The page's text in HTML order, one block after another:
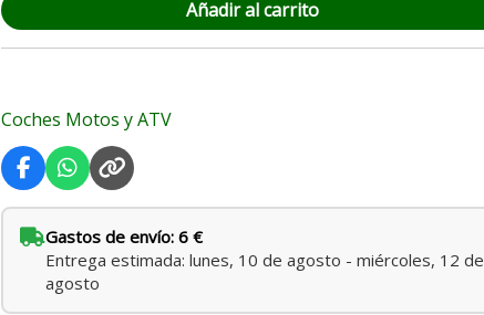
Añadir al carrito
Coches Motos y ATV
Gastos de envío: 6 €
Entrega estimada: lunes, 10 de agosto - miércoles, 12 de
agosto